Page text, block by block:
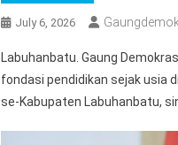
July 6, 2026
Labuhanbatu. Gaung
fondasi pendidikan sejak usia
se-Kabupaten Labuhanbatu,